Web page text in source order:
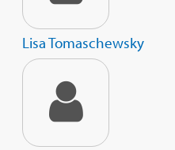
Lisa Tomaschewsky